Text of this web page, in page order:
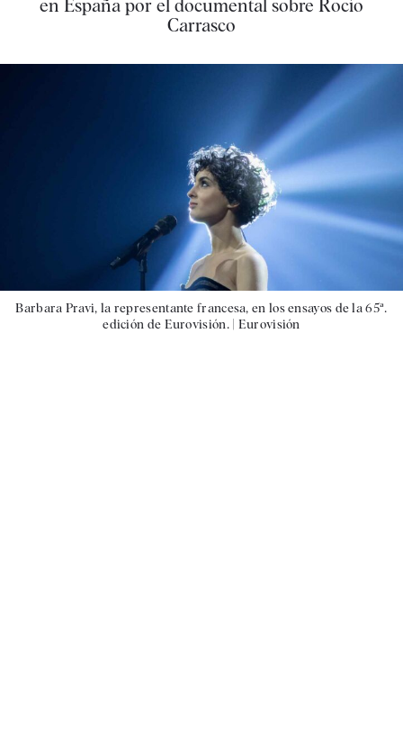
en España por el documental sobre Rocío
Carrasco
Barbara Pravi, la representante francesa, en los ensayos de la 65ª.
edición de Eurovisión. | Eurovisión